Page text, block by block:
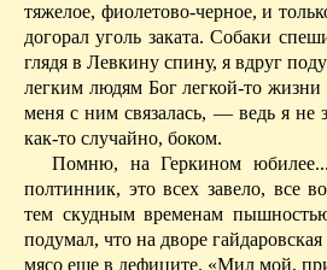
тяжелое, фиолетово-черное, и
догорал уголь заката. Собаки
глядя в Левкину спину, я вдруг
легким людям Бог легкой-то
меня с ним связалась, — ведь я не
как-то случайно, боком.­
Помню, на Геркином
полтин­ник, это всех завело, все
тем скудным временам
подумал, что на дворе
мясо еще в дефиците. «Мил мой,